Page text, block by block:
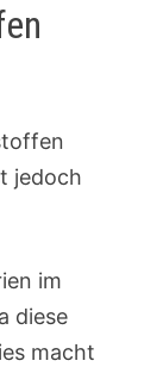
jedoch
im
diese
macht